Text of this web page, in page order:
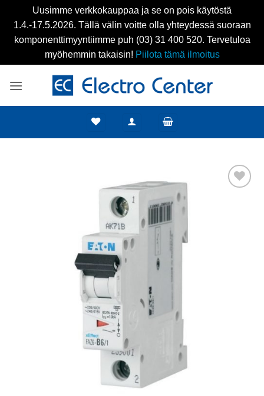
Uusimme verkkokauppaa ja se on pois käytöstä
1.4.-17.5.2026. Tällä välin voitte olla yhteydessä suoraan
komponenttimyyntiimme puh (03) 31 400 520. Tervetuloa
myöhemmin takaisin! Piilota tämä ilmoitus